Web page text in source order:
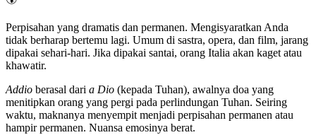
Perpisahan yang dramatis dan permanen. Mengisyaratkan Anda
tidak berharap bertemu lagi. Umum di sastra, opera, dan film, jarang
dipakai sehari-hari. Jika dipakai santai, orang Italia akan kaget atau
khawatir.
Addio berasal dari a Dio (kepada Tuhan), awalnya doa yang
menitipkan orang yang pergi pada perlindungan Tuhan. Seiring
waktu, maknanya menyempit menjadi perpisahan permanen atau
hampir permanen. Nuansa emosinya berat.